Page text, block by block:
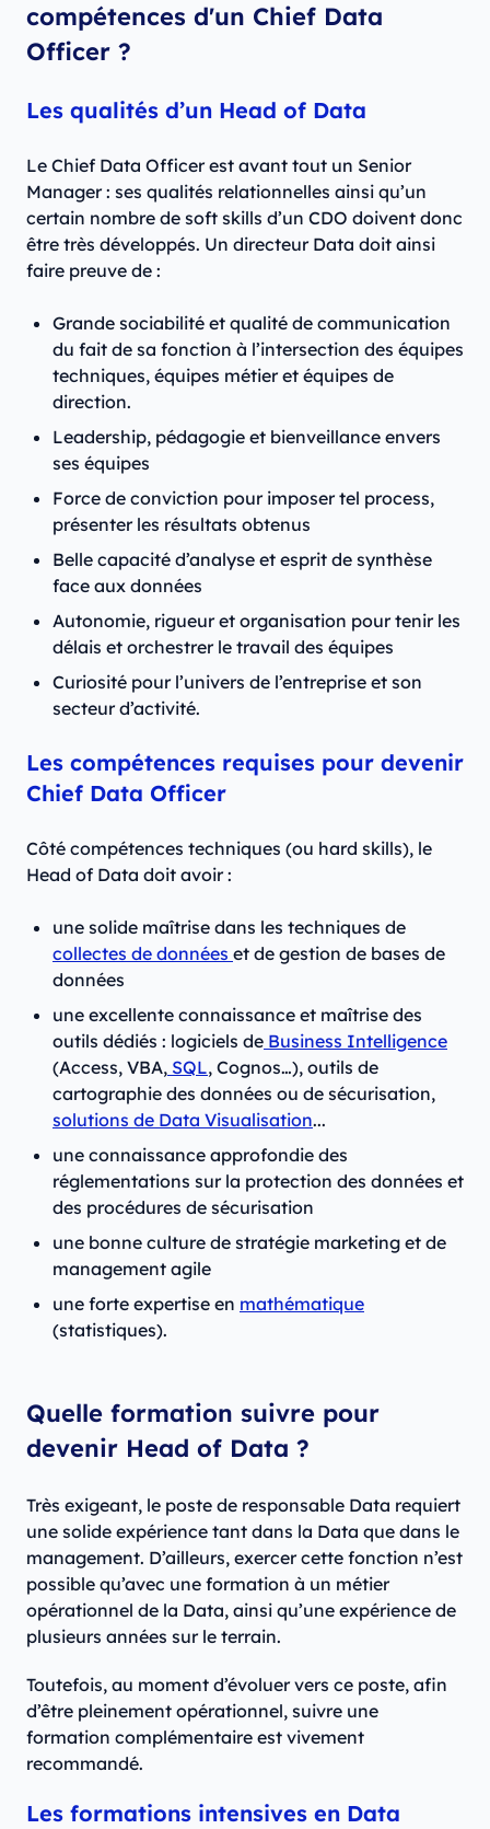
compétences d'un Chief Data
Officer ?
Les qualités d’un Head of Data
Le Chief Data Officer est avant tout un Senior
Manager : ses qualités relationnelles ainsi qu’un
certain nombre de soft skills d’un CDO doivent donc
être très développés. Un directeur Data doit ainsi
faire preuve de :
Grande sociabilité et qualité de communication
du fait de sa fonction à l’intersection des équipes
techniques, équipes métier et équipes de
direction.
Leadership, pédagogie et bienveillance envers
ses équipes
Force de conviction pour imposer tel process,
présenter les résultats obtenus
Belle capacité d’analyse et esprit de synthèse
face aux données
Autonomie, rigueur et organisation pour tenir les
délais et orchestrer le travail des équipes
Curiosité pour l’univers de l’entreprise et son
secteur d’activité.
Les compétences requises pour devenir
Chief Data Officer
Côté compétences techniques (ou hard skills), le
Head of Data doit avoir :
une solide maîtrise dans les techniques de
collectes de données et de gestion de bases de
données
une excellente connaissance et maîtrise des
outils dédiés : logiciels de Business Intelligence
(Access, VBA, SQL, Cognos…), outils de
cartographie des données ou de sécurisation,
solutions de Data Visualisation...
une connaissance approfondie des
réglementations sur la protection des données et
des procédures de sécurisation
une bonne culture de stratégie marketing et de
management agile
une forte expertise en mathématique
(statistiques).
Quelle formation suivre pour
devenir Head of Data ?
Très exigeant, le poste de responsable Data requiert
une solide expérience tant dans la Data que dans le
management. D’ailleurs, exercer cette fonction n’est
possible qu’avec une formation à un métier
opérationnel de la Data, ainsi qu’une expérience de
plusieurs années sur le terrain.
Toutefois, au moment d’évoluer vers ce poste, afin
d’être pleinement opérationnel, suivre une
formation complémentaire est vivement
recommandé.
Les formations intensives en Data